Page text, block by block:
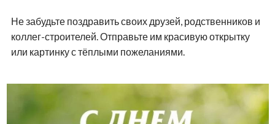
Не забудьте поздравить своих друзей, родственников и
коллег-строителей. Отправьте им красивую открытку
или картинку с тёплыми пожеланиями.